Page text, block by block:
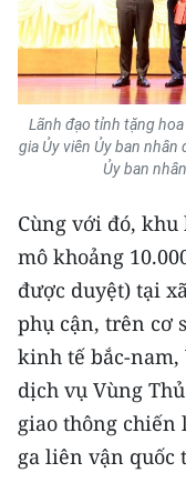
Lãnh đạo tỉnh tặng
gia Ủy viên Ủy ban nhân
Ủy ban
Cùng với đó,
mô khoảng
được duyệt) tại
phụ cận, trên cơ
kinh tế bắc-nam,
dịch vụ Vùng
giao thông chiến
ga liên vận quốc